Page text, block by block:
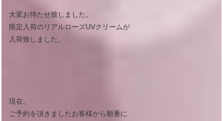
大変お待たせ致しました。
限定入荷のリアルローズUVクリームが
入荷致しました。
現在、
ご予約を頂きましたお客様から順番に